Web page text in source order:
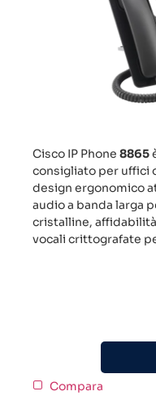
Cisco IP Phone 8865
consigliato per uffici
design ergonomico
audio a banda larga
cristalline, affidabilità
vocali crittografate
Compara